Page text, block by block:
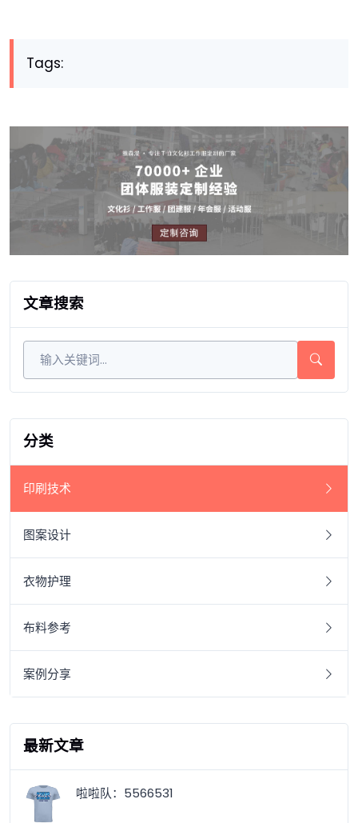
Tags:
文章搜索
分类
印刷技术
图案设计
衣物护理
布料参考
案例分享
最新文章
啦啦队：5566531